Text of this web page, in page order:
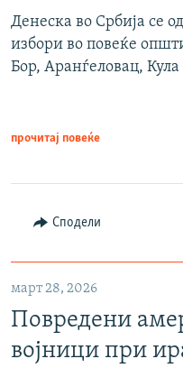
Денеска во Србија се
избори во повеќе
Бор, Аранѓеловац,
прочитај повеќе
Сподели
март 28, 2026
Повредени
војници при